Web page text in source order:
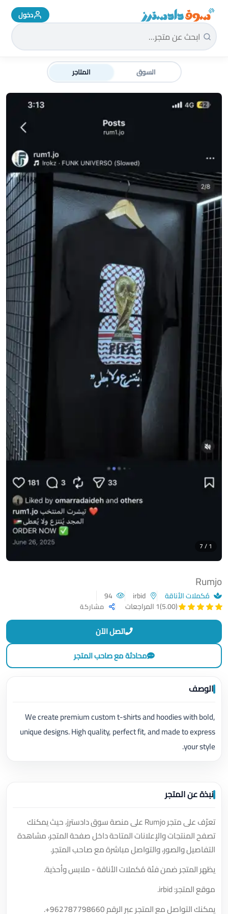
سوق دادسترز الرئيسية دخول
السوق المتاجر
Rumjo
مُكملات الأناقة
(5.00)
1 المراجعات مشاركة
1 / 7
اتصل الآن
محادثة مع صاحب المتجر
الوصف
We create premium custom t-shirts and hoodies with bold,
unique designs. High quality, perfect fit, and made to express
your style.
نبذة عن المتجر
تعرّف على متجر Rumjo على منصة سوق دادسترز، حيث يمكنك
تصفح المنتجات والإعلانات المتاحة داخل صفحة المتجر، مشاهدة
التفاصيل والصور، والتواصل مباشرة مع صاحب المتجر.
يظهر المتجر ضمن فئة مُكملات الأناقة - ملابس وأحذية.
موقع المتجر: irbid.
يمكنك التواصل مع المتجر عبر الرقم+962787798660
.